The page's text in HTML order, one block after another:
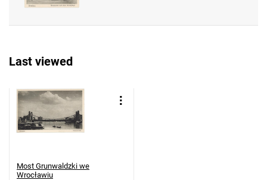
Last viewed
Most Grunwaldzki we
Wrocławiu